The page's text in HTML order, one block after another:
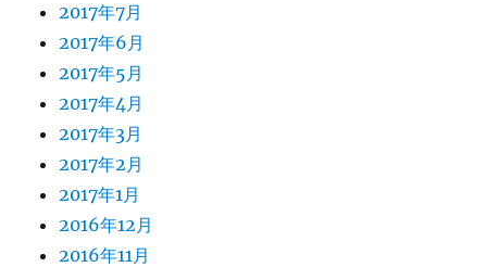
2017年7月
2017年6月
2017年5月
2017年4月
2017年3月
2017年2月
2017年1月
2016年12月
2016年11月